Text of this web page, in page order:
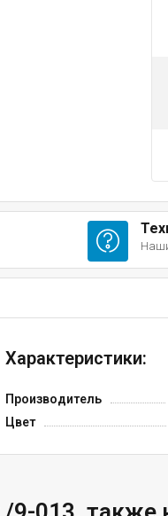
Характеристики:
Производитель
Цвет